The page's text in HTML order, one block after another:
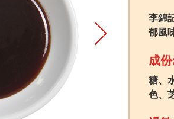
李錦
郁風
成份
糖、
色、